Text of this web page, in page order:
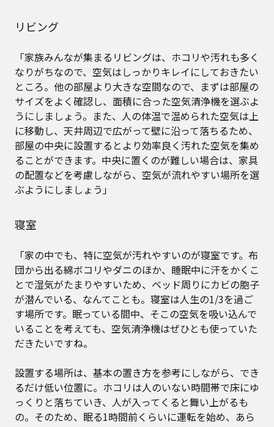
リビング
「家族みんなが集まるリビングは、ホコリや汚れも多く
なりがちなので、空気はしっかりキレイにしておきたい
ところ。他の部屋より大きな空間なので、まずは部屋の
サイズをよく確認し、面積に合った空気清浄機を選ぶよ
うにしましょう。また、人の体温で温められた空気は上
に移動し、天井周辺で広がって壁に沿って落ちるため、
部屋の中央に設置するとより効率良く汚れた空気を集め
ることができます。中央に置くのが難しい場合は、家具
の配置などを考慮しながら、空気が流れやすい場所を選
ぶようにしましょう」
寝室
「家の中でも、特に空気が汚れやすいのが寝室です。布
団から出る綿ボコリやダニのほか、睡眠中に汗をかくこ
とで湿気がたまりやすいため、ベッド周りにカビの胞子
が潜んでいる、なんてことも。寝室は人生の1/3を過ご
す場所です。眠っている間中、そこの空気を吸い込んで
いることを考えても、空気清浄機はぜひとも使っていた
だきたいですね。
設置する場所は、基本の置き方を参考にしながら、でき
るだけ低い位置に。ホコリは人のいない時間帯で床にゆ
っくりと落ちていき、人が入ってくると舞い上がるも
の。そのため、眠る1時間前くらいに運転を始め、あら